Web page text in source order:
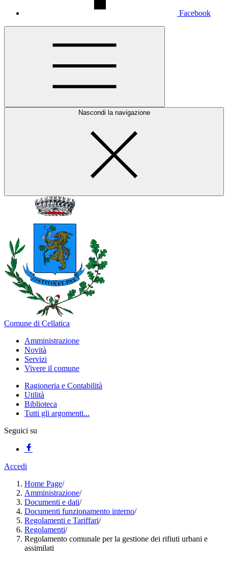
Facebook
Nascondi la navigazione
Comune di Cellatica
Amministrazione
Novità
Servizi
Vivere il comune
Ragioneria e Contabilità
Utilità
Biblioteca
Tutti gli argomenti...
Seguici su
Accedi
Home Page/
Amministrazione/
Documenti e dati/
Documenti funzionamento interno/
Regolamenti e Tariffari/
Regolamenti/
Regolamento comunale per la gestione dei rifiuti urbani e
assimilati